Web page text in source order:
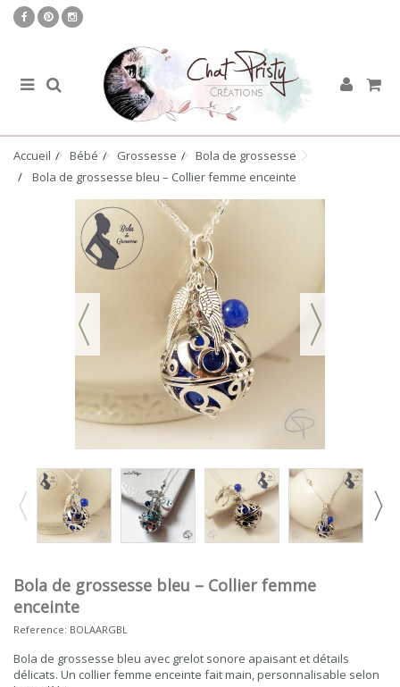
Accueil Bébé Grossesse
Bola de grossesse
Bola de grossesse bleu – Collier femme enceinte
Bola de grossesse bleu – Collier femme
enceinte
Reference: BOLAARGBL
Bola de grossesse bleu avec grelot sonore apaisant et détails
délicats. Un collier femme enceinte fait main, personnalisable selon